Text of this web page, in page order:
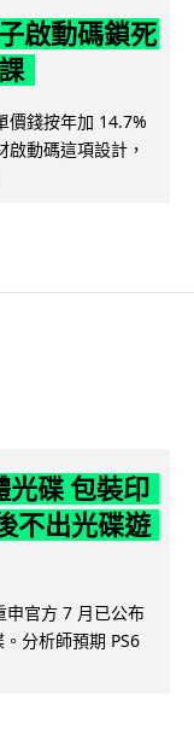
啟動碼鎖死
價錢按年加 14.7%
動碼這項設計，
碟 包裝印
不出光碟遊
申官方 7 月已公布
分析師預期 PS6